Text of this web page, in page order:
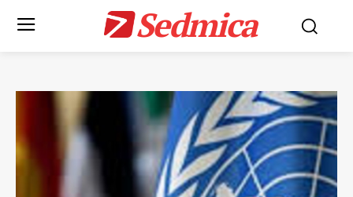
Sedmica